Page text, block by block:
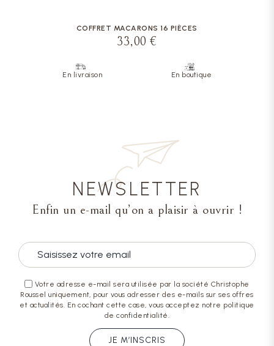
COFFRET MACARONS 16 PIÈCES
33,00 €
En livraison En boutique
NEWSLETTER
Enfin un e-mail qu’on a plaisir à ouvrir !
Votre adresse e-mail sera utilisée par la société Christophe
Roussel uniquement, pour vous adresser des e-mails sur ses offres
et actualités. En cochant cette case, vous acceptez notre politique
de confidentialité.
JE M’INSCRIS